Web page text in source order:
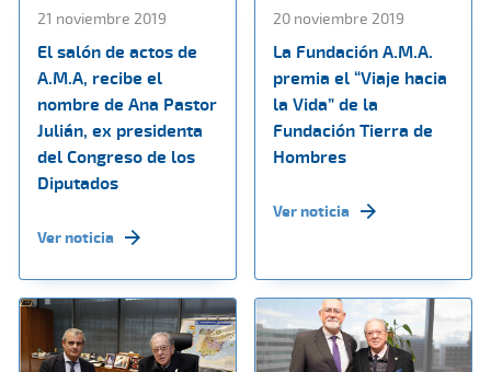
21 noviembre 2019
El salón de actos de
A.M.A, recibe el
nombre de Ana Pastor
Julián, ex presidenta
del Congreso de los
Diputados
Ver noticia
20 noviembre 2019
La Fundación A.M.A.
premia el “Viaje hacia
la Vida” de la
Fundación Tierra de
Hombres
Ver noticia